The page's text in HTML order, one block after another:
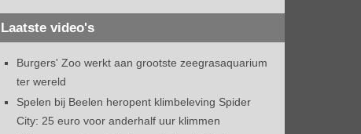
Laatste video's
Burgers' Zoo werkt aan grootste zeegrasaquarium
ter wereld
Spelen bij Beelen heropent klimbeleving Spider
City: 25 euro voor anderhalf uur klimmen